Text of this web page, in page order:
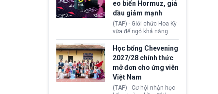
có trường hợp được cấp
quy chế cư trú hậu
Brexit “do nhầm lẫn”.
Động thái này làm dấy
lên lo ngại về việc thực
thi Thỏa thuận Rút khỏi
Liên minh châu Âu
(Withdrawal
Agreement).
eo biển Hormuz, giá
dầu giảm mạnh
(TAP) - Giới chức Hoa Kỳ
vừa để ngỏ khả năng
sớm đạt thỏa thuận với
Iran nhằm mở lại eo biển
Hormuz, mở đường cho
việc khôi phục hoạt
động hàng hải. Những
tín hiệu ngoại giao tích
cực này lập tức tác động
Học bổng Chevening
2027/28 chính thức
mở đơn cho ứng viên
Việt Nam
(TAP) - Cơ hội nhận học